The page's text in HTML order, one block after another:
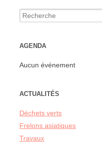
Recherche
pour:
AGENDA
Aucun événement
ACTUALITÉS
Déchets verts
Frelons asiatiques
Travaux